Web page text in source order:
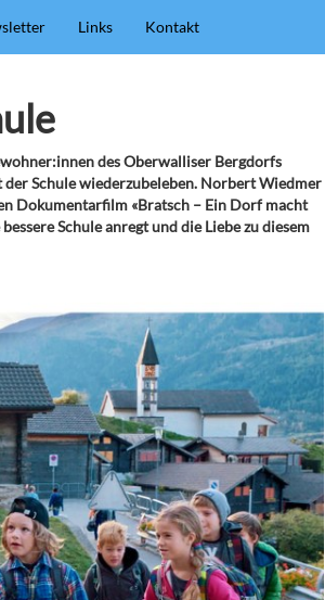
Links Kontakt
des Oberwalliser Bergdorfs
der Schule wiederzubeleben. Norbert Wiedmer
Dokumentarfilm «Bratsch – Ein Dorf macht
Schule anregt und die Liebe zu diesem